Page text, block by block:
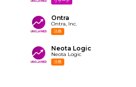
Ontra
Ontra, Inc.
法務
Neota Logic
Neota Logic
法務